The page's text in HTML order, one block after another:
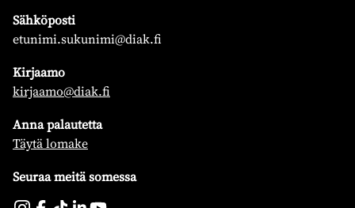
Sähköposti
etunimi.sukunimi@diak.fi
Kirjaamo
kirjaamo@diak.fi
Anna palautetta
Täytä lomake
Seuraa meitä somessa